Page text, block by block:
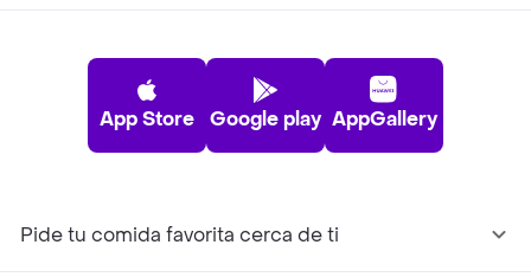
App Store Google play AppGallery
Pide tu comida favorita cerca de ti